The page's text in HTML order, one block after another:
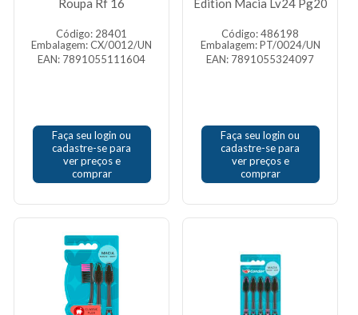
Roupa Rf 16
Código: 28401
Embalagem: CX/0012/UN
EAN: 7891055111604
Faça seu login ou
cadastre-se para
ver preços e
comprar
Edition Macia Lv24 Pg20
Código: 486198
Embalagem: PT/0024/UN
EAN: 7891055324097
Faça seu login ou
cadastre-se para
ver preços e
comprar